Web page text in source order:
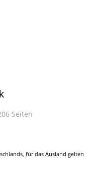
Seiten
für das Ausland gelten